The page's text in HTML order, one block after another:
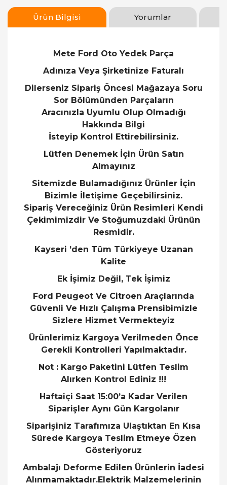
Ürün Bilgisi Yorumlar
Mete Ford Oto Yedek Parça
Adınıza Veya Şirketinize Faturalı
Dilerseniz Sipariş Öncesi Mağazaya Soru
Sor Bölümünden Parçaların
Aracınızla Uyumlu Olup Olmadığı
Hakkında Bilgi
İsteyip Kontrol Ettirebilirsiniz.
Lütfen Denemek İçin Ürün Satın
Almayınız
Sitemizde Bulamadığınız Ürünler İçin
Bizimle İletişime Geçebilirsiniz.
Sipariş Vereceğiniz Ürün Resimleri Kendi
Çekimimizdir Ve Stoğumuzdaki Ürünün
Resmidir.
Kayseri ’den Tüm Türkiyeye Uzanan
Kalite
Ek İşimiz Değil, Tek İşimiz
Ford Peugeot Ve Citroen Araçlarında
Güvenli Ve Hızlı Çalışma Prensibimizle
Sizlere Hizmet Vermekteyiz
Ürünlerimiz Kargoya Verilmeden Önce
Gerekli Kontrolleri Yapılmaktadır.
Not : Kargo Paketini Lütfen Teslim
Alırken Kontrol Ediniz !!!
Haftaiçi Saat 15:00’a Kadar Verilen
Siparişler Aynı Gün Kargolanır
Siparişiniz Tarafımıza Ulaştıktan En Kısa
Sürede Kargoya Teslim Etmeye Özen
Gösteriyoruz
Ambalajı Deforme Edilen Ürünlerin İadesi
Alınmamaktadır.Elektrik Malzemelerinin